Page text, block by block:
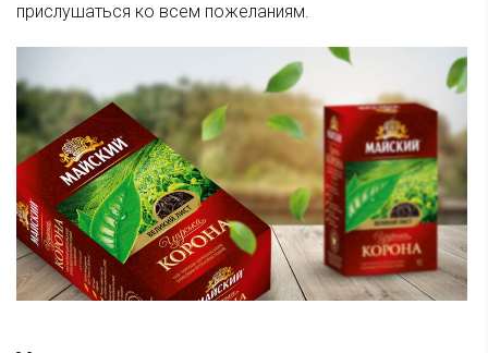
прислушаться ко всем пожеланиям.